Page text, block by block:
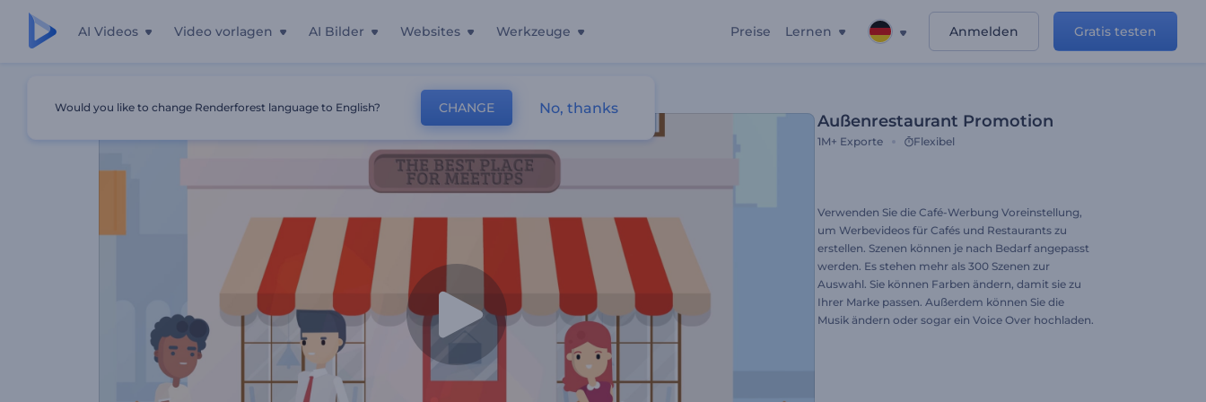
AI Videos Video vorlagen AI Bilder Websites Werkzeuge Preise Lernen Anmelden Gratis testen
Außenrestaurant Promotion
1M+ Exporte Flexibel
Verwenden Sie die Café-Werbung Voreinstellung,
um Werbevideos für Cafés und Restaurants zu
erstellen. Szenen können je nach Bedarf angepasst
werden. Es stehen mehr als 300 Szenen zur
Auswahl. Sie können Farben ändern, damit sie zu
Ihrer Marke passen. Außerdem können Sie die
Musik ändern oder sogar ein Voice Over hochladen.
Would you like to change Renderforest language to English? CHANGE No, thanks